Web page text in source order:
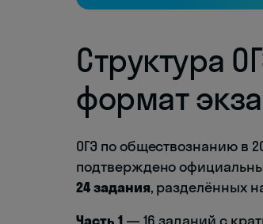
Структура
формат
ОГЭ по обществознанию в
подтверждено
24 задания, разделённых
Часть 1— 16 заданий с